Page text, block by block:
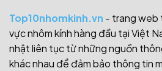
Top10nhomkinh.vn - trang web
vực nhôm kính hàng đầu tại Việt
nhật liên tục từ những nguồn
khác nhau để đảm bảo thông tin